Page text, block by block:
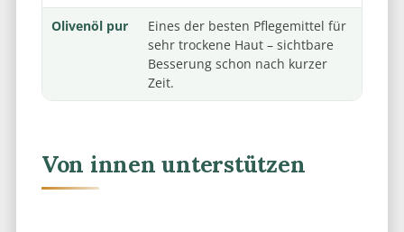
Olivenöl pur
Eines der besten Pflegemittel für
sehr trockene Haut – sichtbare
Besserung schon nach kurzer
Zeit.
Von innen unterstützen